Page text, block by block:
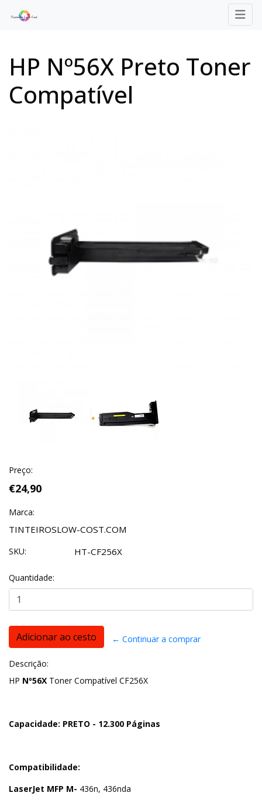
HP Nº56X Preto Toner
Compatível
Preço:
€24,90
Marca:
TINTEIROSLOW-COST.COM
SKU: HT-CF256X
Quantidade:
← Continuar a comprar
Descrição:
HP Nº56X Toner Compatível CF256X
Capacidade: PRETO - 12.300 Páginas
Compatibilidade:
LaserJet MFP M- 436n, 436nda